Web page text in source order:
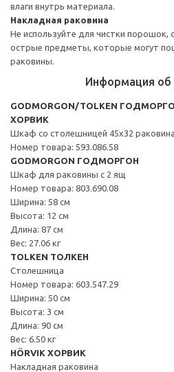
влаги внутрь материала.
Накладная раковина
Не используйте для чистки порошок,
острые предметы, которые могут
раковины.
Информация об
GODMORGON/TOLKEN
ХОРВИК
Шкаф со столешницей 45x32 раковина
Номер товара: 593.086.58
GODMORGON ГОДМОРГОН
Шкаф для раковины с 2 ящ
Номер товара: 803.690.08
Ширина: 58 см
Высота: 12 см
Длина: 87 см
Вес: 27.06 кг
TOLKEN ТОЛКЕН
Столешница
Номер товара: 603.547.29
Ширина: 50 см
Высота: 3 см
Длина: 90 см
Вес: 6.50 кг
HÖRVIK ХОРВИК
Накладная раковина